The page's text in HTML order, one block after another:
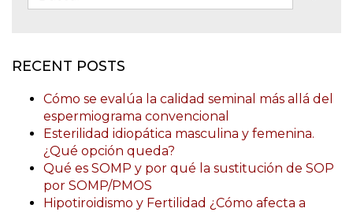
RECENT POSTS
Cómo se evalúa la calidad seminal más allá del
espermiograma convencional
Esterilidad idiopática masculina y femenina.
¿Qué opción queda?
Qué es SOMP y por qué la sustitución de SOP
por SOMP/PMOS
Hipotiroidismo y Fertilidad ¿Cómo afecta a